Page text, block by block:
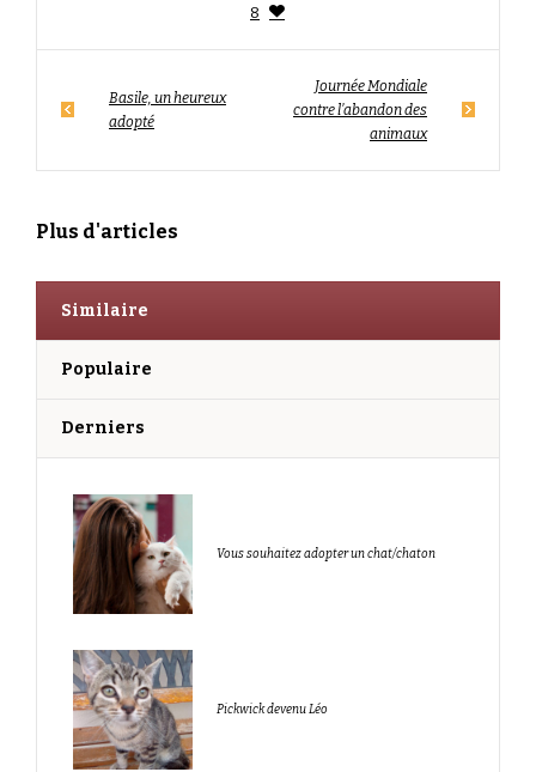
8
Basile, un heureux
adopté
Journée Mondiale
contre l’abandon des
animaux
Plus d'articles
Similaire
Populaire
Derniers
Vous souhaitez adopter un chat/chaton
Pickwick devenu Léo